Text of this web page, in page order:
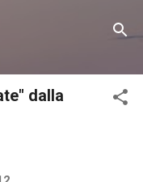
dalla